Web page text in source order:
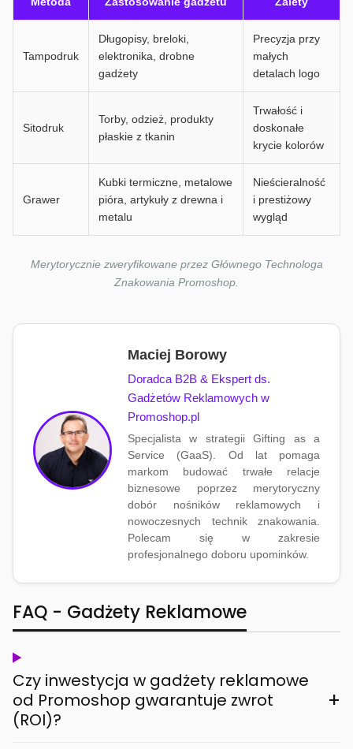
Tampodruk
Długopisy, breloki,
elektronika, drobne
gadżety
Precyzja przy
małych
detalach logo
Sitodruk
Torby, odzież, produkty
płaskie z tkanin
Trwałość i
doskonałe
krycie kolorów
Grawer
Kubki termiczne, metalowe
pióra, artykuły z drewna i
metalu
Nieścieralność
i prestiżowy
wygląd
Merytorycznie zweryfikowane przez Głównego Technologa
Znakowania Promoshop.
Maciej Borowy
Doradca B2B & Ekspert ds.
Gadżetów Reklamowych w
Promoshop.pl
Specjalista w strategii Gifting as a
Service (GaaS). Od lat pomaga
markom budować trwałe relacje
biznesowe poprzez merytoryczny
dobór nośników reklamowych i
nowoczesnych technik znakowania.
Polecam się w zakresie
profesjonalnego doboru upominków.
FAQ - Gadżety Reklamowe
Czy inwestycja w gadżety reklamowe
od Promoshop gwarantuje zwrot
(ROI)?
+